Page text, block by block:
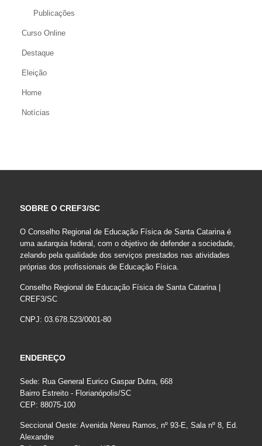
Publicações
Curso Online
Destaque
Eleição
Home
Notícias
SOBRE O CREF3/SC
O Conselho Regional de Educação Física de Santa Catarina é
uma autarquia federal, com o objetivo de defender a sociedade,
zelando pela qualidade dos serviços prestados nas atividades
próprias dos profissionais de Educação Física.
Conselho Regional de Educação Física de Santa Catarina |
CREF3/SC
CNPJ: 03.678.523/0001-80
ENDEREÇO
Sede: Rua General Eurico Gaspar Dutra, 668
Bairro Estreito - Florianópolis/SC
CEP: 88075-100
Seccional Oeste: Avenida Nereu Ramos, nº 93-E, Sala nº 8, Ed.
Alexandre